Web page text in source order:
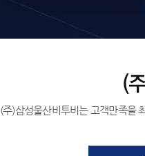
(주)삼성울산비투비는 고객만족을